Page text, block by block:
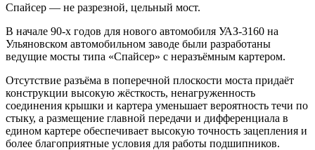
Спайсер — не разрезной, цельный мост.
В начале 90-х годов для нового автомобиля УАЗ-3160 на
Ульяновском автомобильном заводе были разработаны
ведущие мосты типа «Спайсер» с неразъёмным картером.
Отсутствие разъёма в поперечной плоскости моста придаёт
конструкции высокую жёсткость, ненагруженность
соединения крышки и картера уменьшает вероятность течи по
стыку, а размещение главной передачи и дифференциала в
едином картере обеспечивает высокую точность зацепления и
более благоприятные условия для работы подшипников.